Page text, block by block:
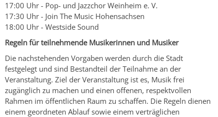
17:00 Uhr - Pop- und Jazzchor Weinheim e. V.
17:30 Uhr - Join The Music Hohensachsen
18:00 Uhr - Westside Sound
Regeln für teilnehmende Musikerinnen und Musiker
Die nachstehenden Vorgaben werden durch die Stadt
festgelegt und sind Bestandteil der Teilnahme an der
Veranstaltung. Ziel der Veranstaltung ist es, Musik frei
zugänglich zu machen und einen offenen, respektvollen
Rahmen im öffentlichen Raum zu schaffen. Die Regeln dienen
einem geordneten Ablauf sowie einem verträglichen